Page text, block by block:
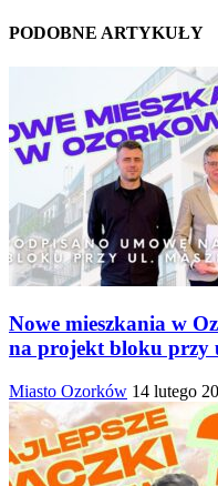
PODOBNE ARTYKUŁY
Nowe mieszkania w
na projekt bloku przy
Miasto Ozorków 14 lutego